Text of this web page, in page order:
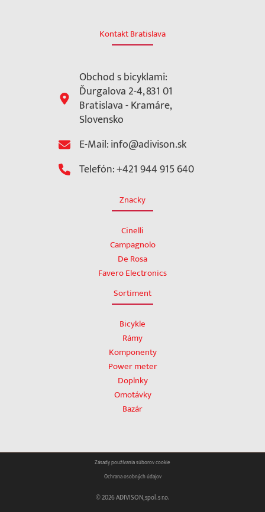
Kontakt Bratislava
Obchod s bicyklami:
Ďurgalova 2-4, 831 01
Bratislava - Kramáre,
Slovensko
E-Mail: info@adivison.sk
Telefón: +421 944 915 640
Znacky
Cinelli
Campagnolo
De Rosa
Favero Electronics
Sortiment
Bicykle
Rámy
Komponenty
Power meter
Doplnky
Omotávky
Bazár
Zásady používania súborov cookie
Ochrana osobných údajov
© 2026 ADIVISON, spol. s r.o.